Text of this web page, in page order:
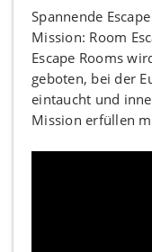
Spannende
Mission: Room
Escape Rooms
geboten, bei der
eintaucht und
Mission erfüllen